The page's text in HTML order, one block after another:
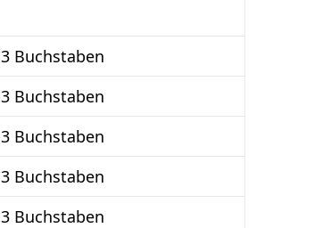
3 Buchstaben
3 Buchstaben
3 Buchstaben
3 Buchstaben
3 Buchstaben